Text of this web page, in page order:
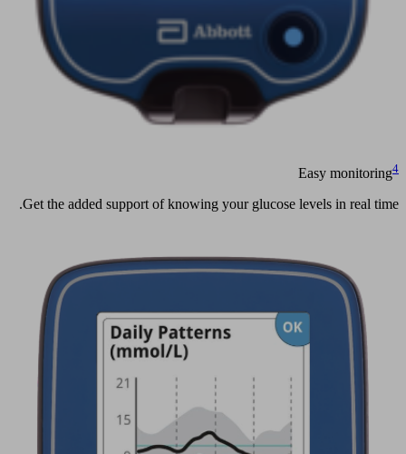
Easy monitoring4
Get the added support of knowing your glucose levels in real time.